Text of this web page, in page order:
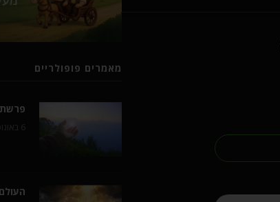
מאמרים פופולריים